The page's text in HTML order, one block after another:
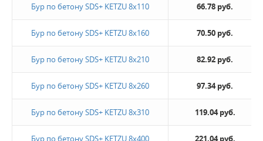
Бур по бетону SDS+ KETZU 8х110 66.78 руб.
Бур по бетону SDS+ KETZU 8х160 70.50 руб.
Бур по бетону SDS+ KETZU 8х210 82.92 руб.
Бур по бетону SDS+ KETZU 8х260 97.34 руб.
Бур по бетону SDS+ KETZU 8х310 119.04 руб.
Бур по бетону SDS+ KETZU 8х400 221.04 руб.